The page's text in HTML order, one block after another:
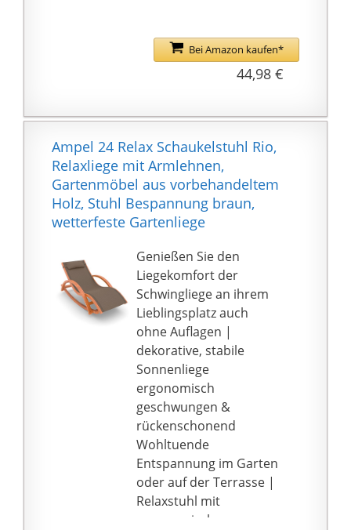
Bei Amazon kaufen*
44,98 €
Ampel 24 Relax Schaukelstuhl Rio,
Relaxliege mit Armlehnen,
Gartenmöbel aus vorbehandeltem
Holz, Stuhl Bespannung braun,
wetterfeste Gartenliege
Genießen Sie den
Liegekomfort der
Schwingliege an ihrem
Lieblingsplatz auch
ohne Auflagen |
dekorative, stabile
Sonnenliege
ergonomisch
geschwungen &
rückenschonend
Wohltuende
Entspannung im Garten
oder auf der Terrasse |
Relaxstuhl mit
ergonomischen